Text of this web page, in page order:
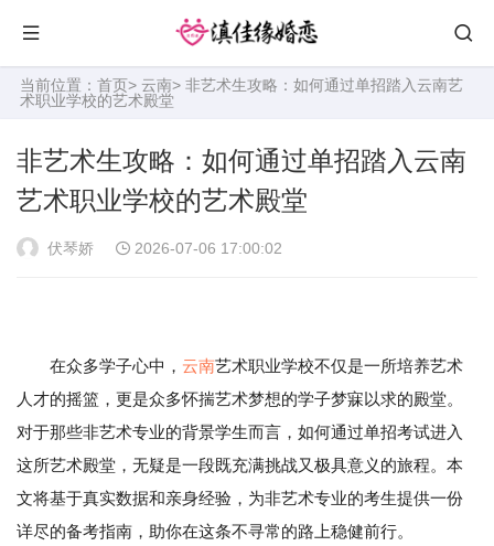
当前位置： 首页> 云南> 非艺术生攻略：如何通过单招踏入云南艺
术职业学校的艺术殿堂
非艺术生攻略：如何通过单招踏入云南
艺术职业学校的艺术殿堂
伏琴娇 2026-07-06 17:00:02
在众多学子心中， 云南艺术职业学校不仅是一所培养艺术
人才的摇篮，更是众多怀揣艺术梦想的学子梦寐以求的殿堂。
对于那些非艺术专业的背景学生而言，如何通过单招考试进入
这所艺术殿堂，无疑是一段既充满挑战又极具意义的旅程。本
文将基于真实数据和亲身经验，为非艺术专业的考生提供一份
详尽的备考指南，助你在这条不寻常的路上稳健前行。